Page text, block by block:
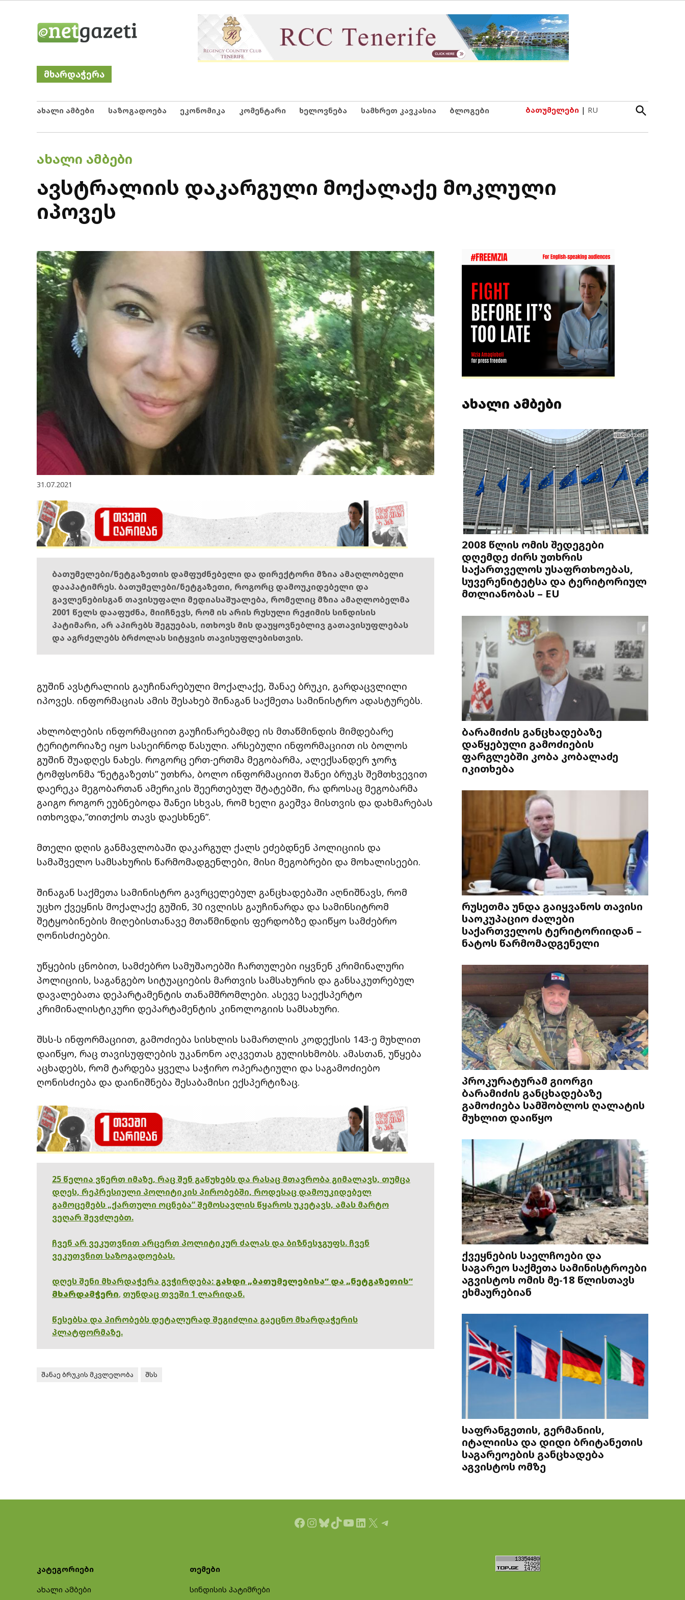
Netgazeti
მხარდაჭერა
ახალი ამბები საზოგადოება ეკონომიკა კომენტარი ხელოვნება სამხრეთ კავკასია ბლოგები ბათუმელები | RU
Open
Search
POSTED
ᲐᲮᲐᲚᲘ ᲐᲛᲑᲔᲑᲘ
ავსტრალიის დაკარგული მოქალაქე მოკლული
იპოვეს
31.07.2021
ბათუმელები/ნეტგაზეთის დამფუძნებელი და დირექტორი მზია ამაღლობელი
დააპატიმრეს. ბათუმელები/ნეტგაზეთი, როგორც დამოუკიდებელი და
გავლენებისგან თავისუფალი მედიასაშუალება, რომელიც მზია ამაღლობელმა
2001 წელს დააფუძნა, მიიჩნევს, რომ ის არის რუსული რეჟიმის სინდისის
პატიმარი, არ აპირებს შეგუებას, ითხოვს მის დაუყოვნებლივ გათავისუფლებას
და აგრძელებს ბრძოლას სიტყვის თავისუფლებისთვის.
გუშინ ავსტრალიის გაუჩინარებული მოქალაქე, შანაე ბრუკი, გარდაცვლილი
იპოვეს. ინფორმაციას ამის შესახებ შინაგან საქმეთა სამინისტრო ადასტურებს.
ახლობლების ინფორმაციით გაუჩინარებამდე ის მთაწმინდის მიმდებარე
ტერიტორიაზე იყო სასეირნოდ წასული. არსებული ინფორმაციით ის ბოლოს
გუშინ შუადღეს ნახეს. როგორც ერთ-ერთმა მეგობარმა, ალექსანდერ ჯორჯ
ტომფსონმა “ნეტგაზეთს” უთხრა, ბოლო ინფორმაციით შანეი ბრუკს შემთხვევით
დაერეკა მეგობართან ამერიკის შეერთებულ შტატებში, რა დროსაც მეგობარმა
გაიგო როგორ ეუბნებოდა შანეი სხვას, რომ ხელი გაეშვა მისთვის და დახმარებას
ითხოვდა,”თითქოს თავს დაესხნენ”.
მთელი დღის განმავლობაში დაკარგულ ქალს ეძებდნენ პოლიციის და
სამაშველო სამსახურის წარმომადგენლები, მისი მეგობრები და მოხალისეები.
შინაგან საქმეთა სამინისტრო გავრცელებულ განცხადებაში აღნიშნავს, რომ
უცხო ქვეყნის მოქალაქე გუშინ, 30 ივლისს გაუჩინარდა და სამინსიტრომ
შეტყობინების მიღებისთანავე მთაწმინდის ფერდობზე დაიწყო სამძებრო
ღონისძიებები.
უწყების ცნობით, სამძებრო სამუშაოებში ჩართულები იყვნენ კრიმინალური
პოლიციის, საგანგებო სიტუაციების მართვის სამსახურის და განსაკუთრებულ
დავალებათა დეპარტამენტის თანამშრომლები. ასევე საექსპერტო
კრიმინალისტიკური დეპარტამენტის კინოლოგიის სამსახური.
შსს-ს ინფორმაციით, გამოძიება სისხლის სამართლის კოდექსის 143-ე მუხლით
დაიწყო, რაც თავისუფლების უკანონო აღკვეთას გულისხმობს. ამასთან, უწყება
აცხადებს, რომ ტარდება ყველა საჭირო ოპერატიული და საგამოძიებო
ღონისძიება და დაინიშნება შესაბამისი ექსპერტიზაც.
25 წელია ვწერთ იმაზე, რაც შენ გაწუხებს და რასაც მთავრობა გიმალავს, თუმცა
დღეს, რეპრესიული პოლიტიკის პირობებში, როდესაც დამოუკიდებელ
გამოცემებს „ქართული ოცნება“ შემოსავლის წყაროს უკეტავს, ამას მარტო
ვეღარ შევძლებთ.
ჩვენ არ ვეკუთვნით არცერთ პოლიტიკურ ძალას და ბიზნესჯგუფს. ჩვენ
ვეკუთვნით საზოგადოებას.
დღეს შენი მხარდაჭერა გვჭირდება: გახდი „ბათუმელებისა“ და „ნეტგაზეთის“
მხარდამჭერი, თუნდაც თვეში 1 ლარიდან.
წესებსა და პირობებს დეტალურად შეგიძლია გაეცნო მხარდაჭერის
პლატფორმაზე.
შანაე ბრუკის მკვლელობა შსს
ახალი ამბები
2008 წლის ომის შედეგები
დღემდე ძირს უთხრის
საქართველოს უსაფრთხოებას,
სუვერენიტეტსა და ტერიტორიულ
მთლიანობას – EU
ბარამიძის განცხადებაზე
დაწყებული გამოძიების
ფარგლებში კობა კობალაძე
იკითხება
რუსეთმა უნდა გაიყვანოს თავისი
საოკუპაციო ძალები
საქართველოს ტერიტორიიდან –
ნატოს წარმომადგენელი
პროკურატურამ გიორგი
ბარამიძის განცხადებაზე
გამოძიება სამშობლოს ღალატის
მუხლით დაიწყო
ქვეყნების საელჩოები და
საგარეო საქმეთა სამინისტროები
აგვისტოს ომის მე-18 წლისთავს
ეხმაურებიან
საფრანგეთის, გერმანიის,
იტალიისა და დიდი ბრიტანეთის
საგარეოების განცხადება
აგვისტოს ომზე
Facebook
Instagram
Bluesky
TikTok
YouTube
LinkedIn
X Telegram
კატეგორიები
ახალი ამბები
თემები
სინდისის პატიმრები